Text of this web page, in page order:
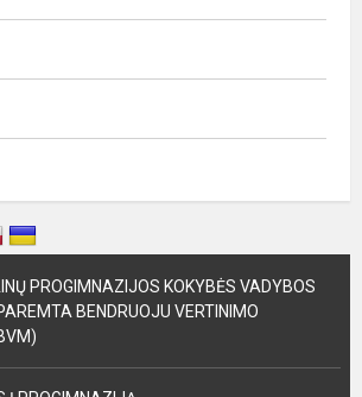
PROGIMNAZIJOS KOKYBĖS VADYBOS
BENDRUOJU VERTINIMO